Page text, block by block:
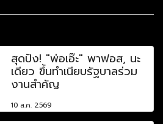
สุดปัง! "พ่อเอ๊ะ" พาฟอส, นะ
เดียว ขึ้นทำเนียบรัฐบาลร่วม
งานสำคัญ
10 ส.ค. 2569